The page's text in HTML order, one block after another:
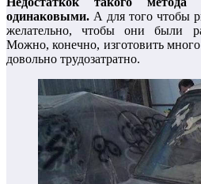
одинаковыми. А для того чтобы
желательно, чтобы они были
Можно, конечно, изготовить
довольно трудозатратно.